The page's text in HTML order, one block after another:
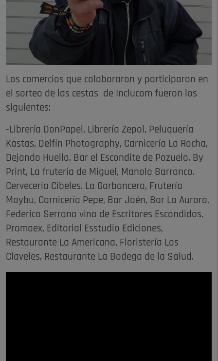
Los comercios que colaboraron y participaron en
el sorteo de las cestas de Inclucom fueron los
siguientes:
-Librería DonPapel, Librería Zepol, Peluquería
Kastas, Delfín Photography, Carnicería La Rocha,
Dejando Huella, Bar el Escondite de Pozuelo, By
Print, La frutería de Miguel, Manolo Barranco.
Cervecería Cibeles. La Garbancera, Frutería
Maybu, Carnicería Pepe, Bar Jaén, Bar La Aurora,
Federico Serrano vino de Escritores Escondidos,
Promaex, Editorial Esstudio Ediciones,
Restaurante La Americana, Floristería Los
Claveles, Restaurante La Bodega de la Salud.